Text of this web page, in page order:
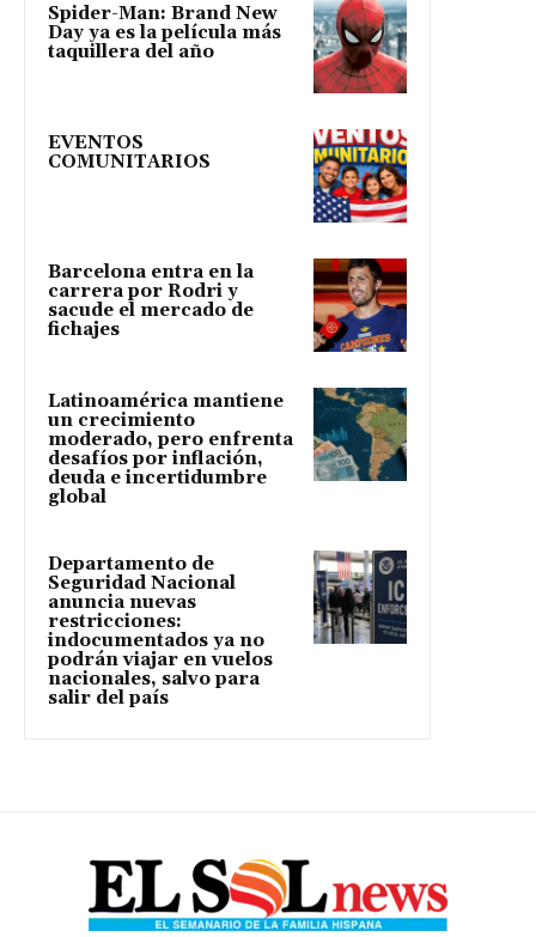
Spider-Man: Brand New
Day ya es la película más
taquillera del año
EVENTOS
COMUNITARIOS
Barcelona entra en la
carrera por Rodri y
sacude el mercado de
fichajes
Latinoamérica mantiene
un crecimiento
moderado, pero enfrenta
desafíos por inflación,
deuda e incertidumbre
global
Departamento de
Seguridad Nacional
anuncia nuevas
restricciones:
indocumentados ya no
podrán viajar en vuelos
nacionales, salvo para
salir del país